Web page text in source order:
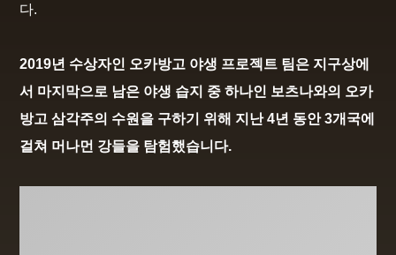
다.
2019년 수상자인 오카방고 야생 프로젝트 팀은 지구상에
서 마지막으로 남은 야생 습지 중 하나인 보츠나와의 오카
방고 삼각주의 수원을 구하기 위해 지난 4년 동안 3개국에
걸쳐 머나먼 강들을 탐험했습니다.